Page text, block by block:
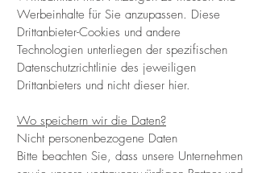
Werbeinhalte für Sie anzupassen. Diese
Drittanbieter-Cookies und andere
Technologien unterliegen der spezifischen
Datenschutzrichtlinie des jeweiligen
Drittanbieters und nicht dieser hier.
Wo speichern wir die Daten?
Nicht personenbezogene Daten
Bitte beachten Sie, dass unsere Unternehmen